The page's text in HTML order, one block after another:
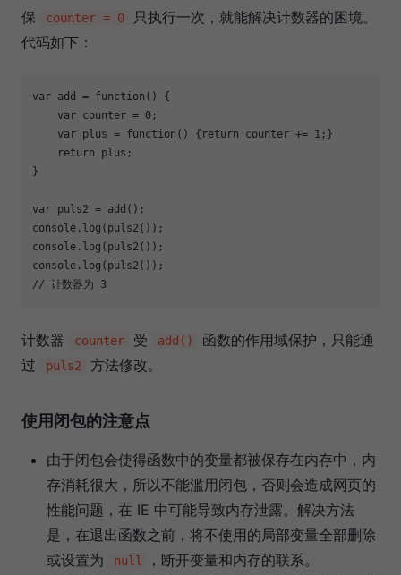
保
counter = 0
只执行一次，就能解决计数器的困境。
代码如下：
var add = function ( ) {
var counter = 0 ;
var plus = function ( ) { return counter += 1 ;}
return plus;
}
var
console
console
console
// 计数器为 3
计数器 counter 受 add()
函数的作用域保护，只能通
过
puls2 方法修改。
使用闭包的注意点
由于闭包会使得函数中的变量都被保存在内存中，内
存消耗很大，所以不能滥用闭包，否则会造成网页的
性能问题，在 IE 中可能导致内存泄露。解决方法
是，在退出函数之前，将不使用的局部变量全部删除
或设置为
null
，断开变量和内存的联系。